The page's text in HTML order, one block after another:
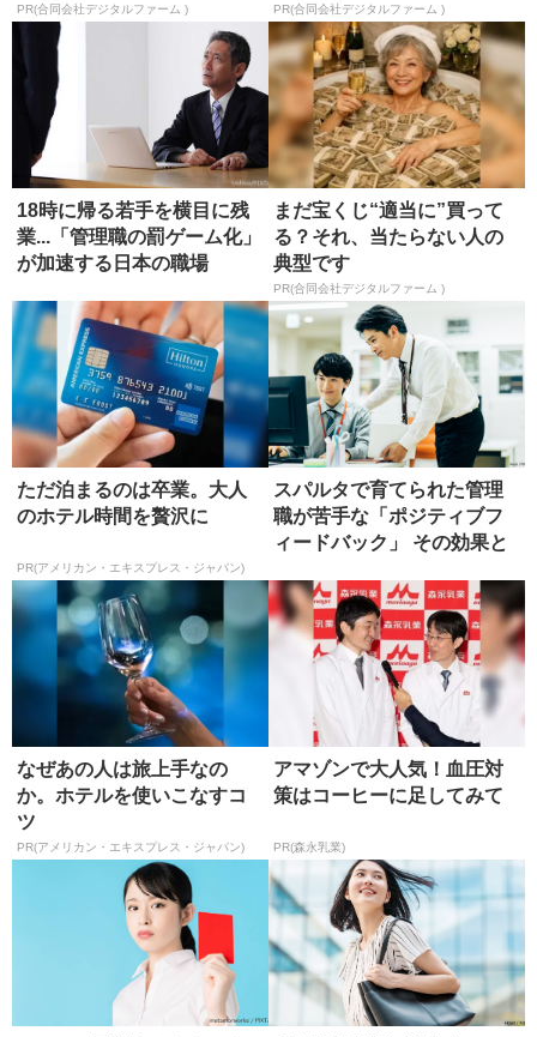
PR(合同会社デジタルファーム ) PR(合同会社デジタルファーム )
18時に帰る若手を横目に残
業...「管理職の罰ゲーム化」
が加速する日本の職場
まだ宝くじ“適当に”買って
る？それ、当たらない人の
典型です
PR(合同会社デジタルファーム )
ただ泊まるのは卒業。大人
のホテル時間を贅沢に
PR(アメリカン・エキスプレス・ジャパン)
スパルタで育てられた管理
職が苦手な「ポジティブフ
ィードバック」 その効果と
なぜあの人は旅上手なの
か。ホテルを使いこなすコ
ツ
PR(アメリカン・エキスプレス・ジャパン)
アマゾンで大人気！血圧対
策はコーヒーに足してみて
PR(森永乳業)